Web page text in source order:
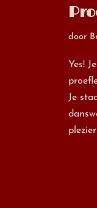
door
Yes!
Je